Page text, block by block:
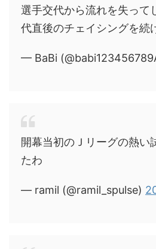
選手交代から流れを失って
代直後のチェイシングを続
— BaBi
開幕当初のＪリーグの熱い
たわ
— ramil (@ramil_spulse)